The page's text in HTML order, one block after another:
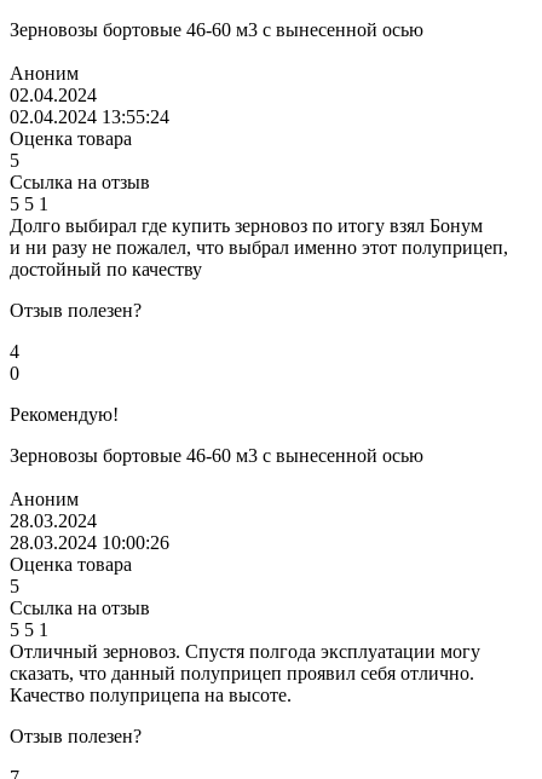
Зерновозы бортовые 46-60 м3 с вынесенной осью
Аноним
02.04.2024
02.04.2024 13:55:24
Оценка товара
5
Ссылка на отзыв
5 5 1
Долго выбирал где купить зерновоз по итогу взял Бонум
и ни разу не пожалел, что выбрал именно этот полуприцеп,
достойный по качеству
Отзыв полезен?
4
0
Рекомендую!
Зерновозы бортовые 46-60 м3 с вынесенной осью
Аноним
28.03.2024
28.03.2024 10:00:26
Оценка товара
5
Ссылка на отзыв
5 5 1
Отличный зерновоз. Спустя полгода эксплуатации могу
сказать, что данный полуприцеп проявил себя отлично.
Качество полуприцепа на высоте.
Отзыв полезен?